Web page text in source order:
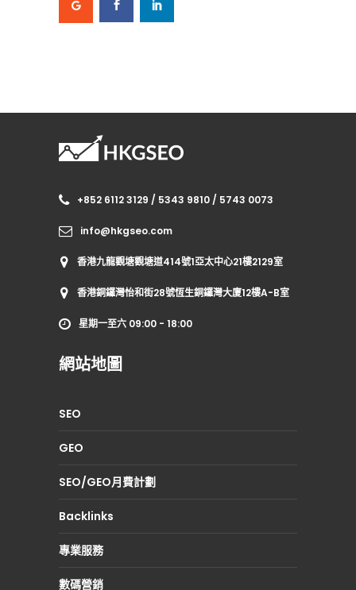
+852 6112 3129 / 5343 9810 / 5743 0073
info@hkgseo.com
香港九龍觀塘觀塘道414號1亞太中心21樓2129室
香港銅鑼灣怡和街28號恆生銅鑼灣大廈12樓A-B室
星期一至六 09:00 - 18:00
網站地圖
SEO
GEO
SEO/GEO月費計劃
Backlinks
專業服務
數碼營銷